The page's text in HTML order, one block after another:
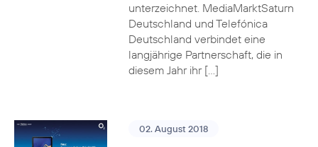
unterzeichnet. MediaMarktSaturn
Deutschland und Telefónica
Deutschland verbindet eine
langjährige Partnerschaft, die in
diesem Jahr ihr […]
02. August 2018